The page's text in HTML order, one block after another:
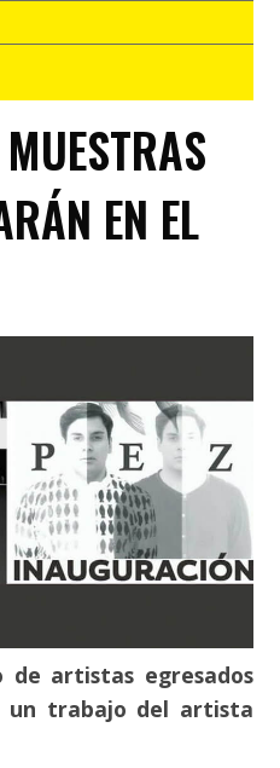
EN EL
artistas egresados
un trabajo del artista